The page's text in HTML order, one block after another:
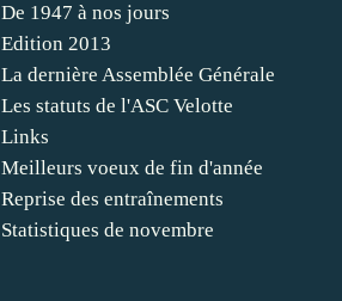
De 1947 à nos jours
Edition 2013
La dernière Assemblée Générale
Les statuts de l'ASC Velotte
Links
Meilleurs voeux de fin d'année
Reprise des entraînements
Statistiques de novembre